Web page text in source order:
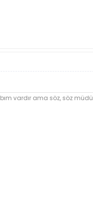
vardır ama söz, söz